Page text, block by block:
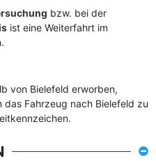
bzw. bei der
ist eine Weiterfahrt im
von Bielefeld erworben,
Fahrzeug nach Bielefeld zu